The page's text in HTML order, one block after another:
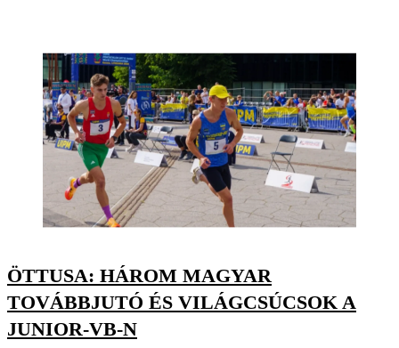
ÖTTUSA: HÁROM MAGYAR
TOVÁBBJUTÓ ÉS VILÁGCSÚCSOK A
JUNIOR-VB-N